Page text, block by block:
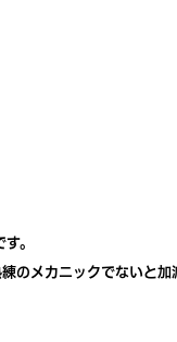
。
のメカニックでないと加